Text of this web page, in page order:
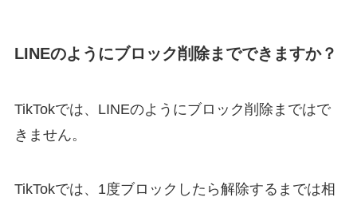
LINEのようにブロック削除までできますか？
TikTokでは、LINEのようにブロック削除まではで
きません。
TikTokでは、1度ブロックしたら解除するまでは相